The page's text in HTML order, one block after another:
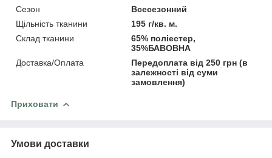
Сезон
Всесезонний
Щільність тканини
195 г/кв. м.
Склад тканини
65% поліестер,
35%БАВОВНА
Доставка/Оплата
Передоплата від 250 грн (в
залежності від суми
замовлення)
Приховати
Умови доставки